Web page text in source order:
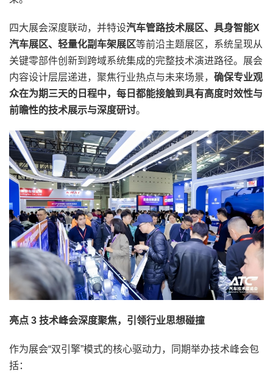
四大展会深度联动，并特设汽车管路技术展区、具身智能X
汽车展区、轻量化副车架展区等前沿主题展区，系统呈现从
关键零部件创新到跨域系统集成的完整技术演进路径。展会
内容设计层层递进，聚焦行业热点与未来场景， 确保专业观
众在为期三天的日程中，每日都能接触到具有高度时效性与
前瞻性的技术展示与深度研讨。
亮点 3 技术峰会深度聚焦，引领行业思想碰撞
作为展会“双引擎”模式的核心驱动力，同期举办技术峰会包
括：